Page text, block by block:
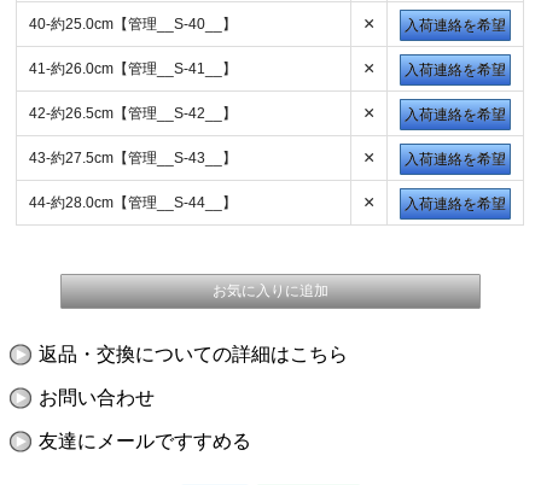
40-約25.0cm【管理__S-40__】 × 入荷連絡を希望
41-約26.0cm【管理__S-41__】 × 入荷連絡を希望
42-約26.5cm【管理__S-42__】 × 入荷連絡を希望
43-約27.5cm【管理__S-43__】 × 入荷連絡を希望
44-約28.0cm【管理__S-44__】 × 入荷連絡を希望
返品・交換についての詳細はこちら
お問い合わせ
友達にメールですすめる